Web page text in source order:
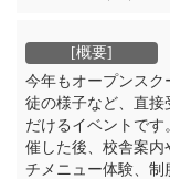
今年もオープンスク
徒の様子など、直接
だけるイベントで
催した後、校舎案内
チメニュー体験、制